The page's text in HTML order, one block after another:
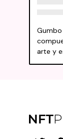
arte y